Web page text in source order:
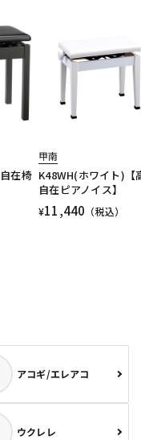
在椅
甲南
K48WH(ホワイト)【
自在ピアノイス】
¥11,440 （税込）
アコギ/エレアコ
ウクレレ